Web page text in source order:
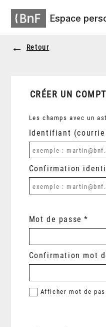
Espace
Retour
CRÉER UN
Les champs avec un
Identifiant
Confirmation
Mot de passe
Confirmation mot
Afficher mot de